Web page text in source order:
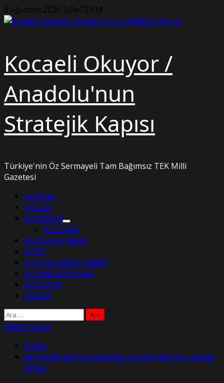
Skip
to
9 Ağustos 2026 3:36:24 PM
Kocaeli Okuyor /
Anadolu'nun
Stratejik Kapısı
Türkiye'nin Öz Sermayeli Tam Bağımsız TEK Milli
Gazetesi
Primary
Menu
GÜNCEL
SAĞLIK
EKONOMİ
POLİTİKA
KÜLTÜR & SANAT
SPOR
FOTO & VİDEO HABER
İLÇE BELEDİYELERİ
RÖPORTAJ
DÜNYA
Arama:
Watch Video
Home
pek etkili reis”lere dönüştü. Mektepten yeni mezun
olmuş